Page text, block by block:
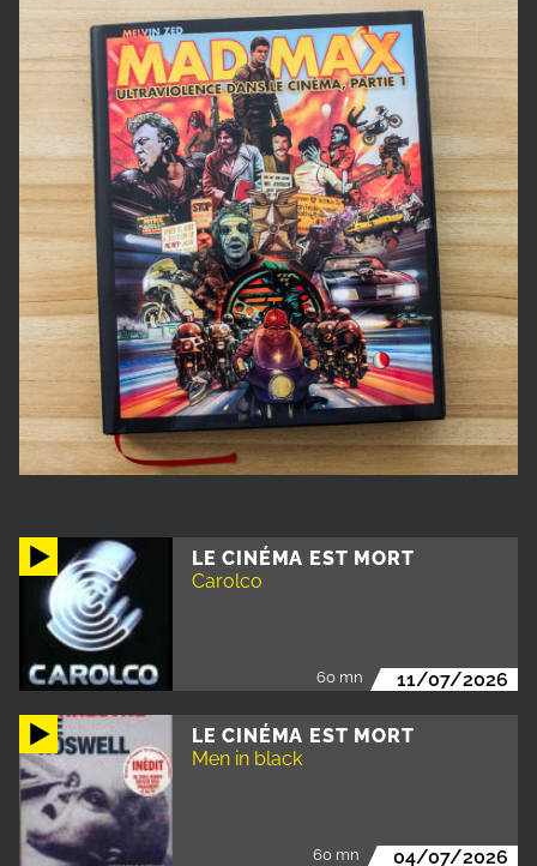
LE CINÉMA EST MORT
Carolco
60 mn 11/07/2026
LE CINÉMA EST MORT
Men in black
60 mn 04/07/2026